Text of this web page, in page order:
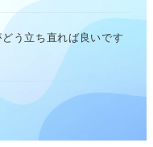
う立ち直れば良いです